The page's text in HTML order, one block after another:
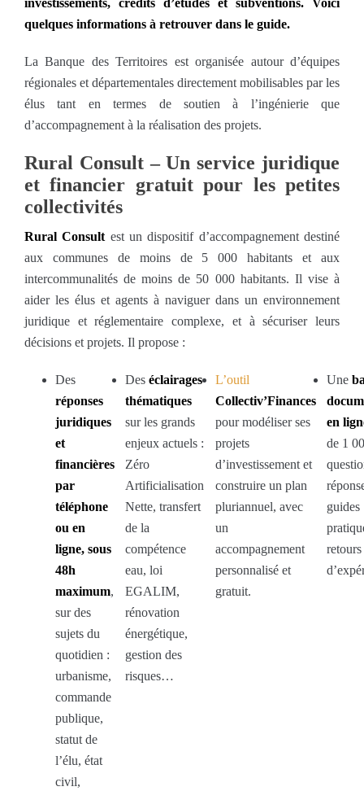
quelques informations à retrouver dans le guide.
La Banque des Territoires est organisée autour d’équipes
régionales et départementales directement mobilisables par les
élus tant en termes de soutien à l’ingénierie que
d’accompagnement à la réalisation des projets.
Rural Consult – Un service juridique
et financier gratuit pour les petites
collectivités
Rural Consult est un dispositif d’accompagnement destiné
aux communes de moins de 5 000 habitants et aux
intercommunalités de moins de 50 000 habitants. Il vise à
aider les élus et agents à naviguer dans un environnement
juridique et réglementaire complexe, et à sécuriser leurs
décisions et projets. Il propose :
Des
réponses
juridiques
et
financières
par
téléphone
ou en
ligne, sous
48h
maximum,
sur des
sujets du
quotidien :
urbanisme,
commande
publique,
statut de
l’élu, état
civil,
Deséclairages
thématiques
sur les grands
enjeux actuels :
Zéro
Artificialisation
Nette, transfert
de la
compétence
eau, loi
EGALIM,
rénovation
énergétique,
gestion des
risques…
L’outil
Collectiv’Finances
pour modéliser ses
projets
d’investissement et
construire un plan
pluriannuel, avec
un
accompagnement
personnalisé et
gratuit.
Une
en
de 1
guides
retours